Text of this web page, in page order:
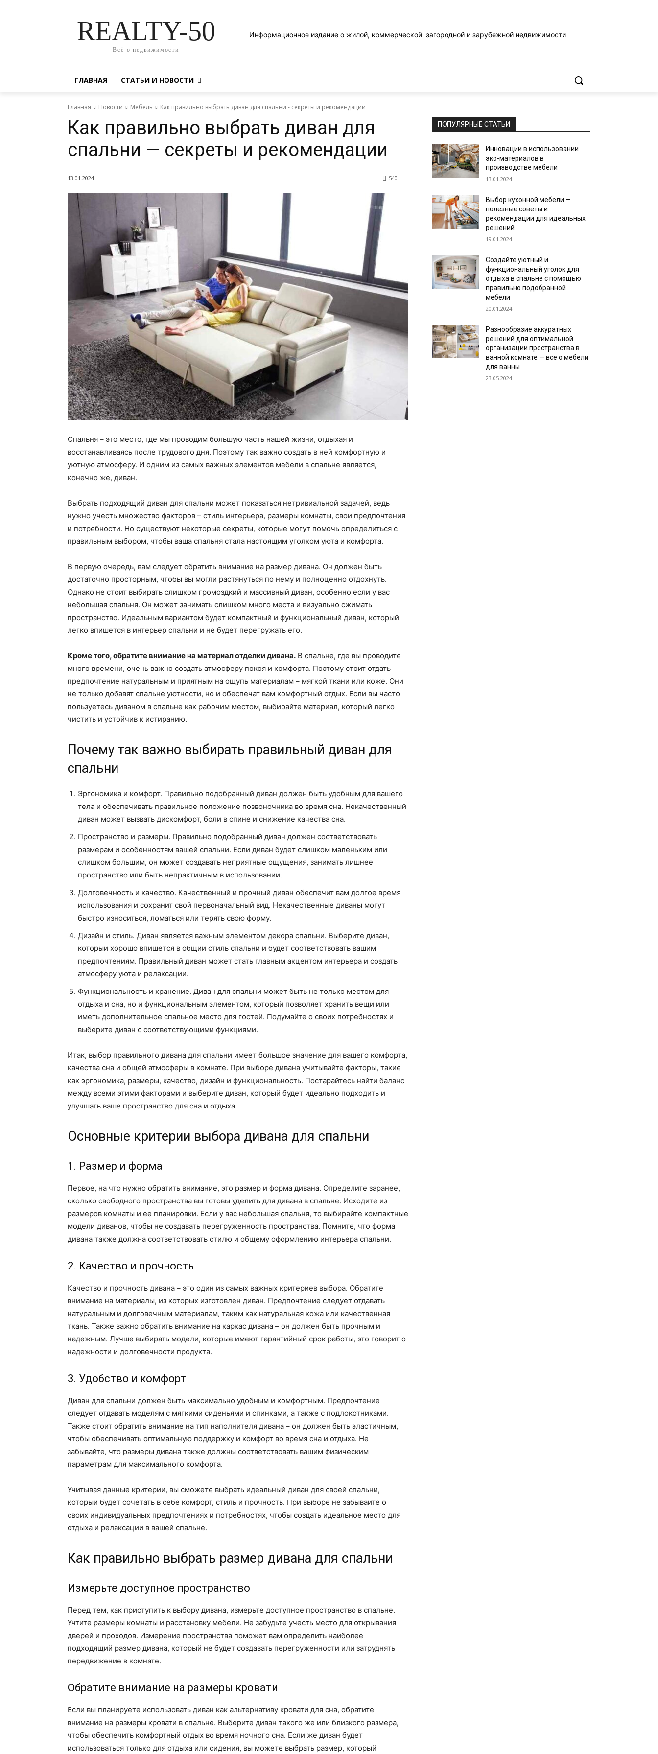
REALTY-50
Всё о недвижимости
Информационное издание о жилой, коммерческой, загородной и зарубежной недвижимости
ГЛАВНАЯ СТАТЬИ И НОВОСТИ
Главная Новости Мебель Как правильно выбрать диван для спальни - секреты и рекомендации
Как правильно выбрать диван для
спальни — секреты и рекомендации
13.01.2024 540
Спальня – это место, где мы проводим большую часть нашей жизни, отдыхая и
восстанавливаясь после трудового дня. Поэтому так важно создать в ней комфортную и
уютную атмосферу. И одним из самых важных элементов мебели в спальне является,
конечно же, диван.
Выбрать подходящий диван для спальни может показаться нетривиальной задачей, ведь
нужно учесть множество факторов – стиль интерьера, размеры комнаты, свои предпочтения
и потребности. Но существуют некоторые секреты, которые могут помочь определиться с
правильным выбором, чтобы ваша спальня стала настоящим уголком уюта и комфорта.
В первую очередь, вам следует обратить внимание на размер дивана. Он должен быть
достаточно просторным, чтобы вы могли растянуться по нему и полноценно отдохнуть.
Однако не стоит выбирать слишком громоздкий и массивный диван, особенно если у вас
небольшая спальня. Он может занимать слишком много места и визуально сжимать
пространство. Идеальным вариантом будет компактный и функциональный диван, который
легко впишется в интерьер спальни и не будет перегружать его.
Кроме того, обратите внимание на материал отделки дивана. В спальне, где вы проводите
много времени, очень важно создать атмосферу покоя и комфорта. Поэтому стоит отдать
предпочтение натуральным и приятным на ощупь материалам – мягкой ткани или коже. Они
не только добавят спальне уютности, но и обеспечат вам комфортный отдых. Если вы часто
пользуетесь диваном в спальне как рабочим местом, выбирайте материал, который легко
чистить и устойчив к истиранию.
Почему так важно выбирать правильный диван для
спальни
Эргономика и комфорт. Правильно подобранный диван должен быть удобным для вашего
тела и обеспечивать правильное положение позвоночника во время сна. Некачественный
диван может вызвать дискомфорт, боли в спине и снижение качества сна.
Пространство и размеры. Правильно подобранный диван должен соответствовать
размерам и особенностям вашей спальни. Если диван будет слишком маленьким или
слишком большим, он может создавать неприятные ощущения, занимать лишнее
пространство или быть непрактичным в использовании.
Долговечность и качество. Качественный и прочный диван обеспечит вам долгое время
использования и сохранит свой первоначальный вид. Некачественные диваны могут
быстро износиться, ломаться или терять свою форму.
Дизайн и стиль. Диван является важным элементом декора спальни. Выберите диван,
который хорошо впишется в общий стиль спальни и будет соответствовать вашим
предпочтениям. Правильный диван может стать главным акцентом интерьера и создать
атмосферу уюта и релаксации.
Функциональность и хранение. Диван для спальни может быть не только местом для
отдыха и сна, но и функциональным элементом, который позволяет хранить вещи или
иметь дополнительное спальное место для гостей. Подумайте о своих потребностях и
выберите диван с соответствующими функциями.
Итак, выбор правильного дивана для спальни имеет большое значение для вашего комфорта,
качества сна и общей атмосферы в комнате. При выборе дивана учитывайте факторы, такие
как эргономика, размеры, качество, дизайн и функциональность. Постарайтесь найти баланс
между всеми этими факторами и выберите диван, который будет идеально подходить и
улучшать ваше пространство для сна и отдыха.
Основные критерии выбора дивана для спальни
1. Размер и форма
Первое, на что нужно обратить внимание, это размер и форма дивана. Определите заранее,
сколько свободного пространства вы готовы уделить для дивана в спальне. Исходите из
размеров комнаты и ее планировки. Если у вас небольшая спальня, то выбирайте компактные
модели диванов, чтобы не создавать перегруженность пространства. Помните, что форма
дивана также должна соответствовать стилю и общему оформлению интерьера спальни.
2. Качество и прочность
Качество и прочность дивана – это один из самых важных критериев выбора. Обратите
внимание на материалы, из которых изготовлен диван. Предпочтение следует отдавать
натуральным и долговечным материалам, таким как натуральная кожа или качественная
ткань. Также важно обратить внимание на каркас дивана – он должен быть прочным и
надежным. Лучше выбирать модели, которые имеют гарантийный срок работы, это говорит о
надежности и долговечности продукта.
3. Удобство и комфорт
Диван для спальни должен быть максимально удобным и комфортным. Предпочтение
следует отдавать моделям с мягкими сиденьями и спинками, а также с подлокотниками.
Также стоит обратить внимание на тип наполнителя дивана – он должен быть эластичным,
чтобы обеспечивать оптимальную поддержку и комфорт во время сна и отдыха. Не
забывайте, что размеры дивана также должны соответствовать вашим физическим
параметрам для максимального комфорта.
Учитывая данные критерии, вы сможете выбрать идеальный диван для своей спальни,
который будет сочетать в себе комфорт, стиль и прочность. При выборе не забывайте о
своих индивидуальных предпочтениях и потребностях, чтобы создать идеальное место для
отдыха и релаксации в вашей спальне.
Как правильно выбрать размер дивана для спальни
Измерьте доступное пространство
Перед тем, как приступить к выбору дивана, измерьте доступное пространство в спальне.
Учтите размеры комнаты и расстановку мебели. Не забудьте учесть место для открывания
дверей и проходов. Измерение пространства поможет вам определить наиболее
подходящий размер дивана, который не будет создавать перегруженности или затруднять
передвижение в комнате.
Обратите внимание на размеры кровати
Если вы планируете использовать диван как альтернативу кровати для сна, обратите
внимание на размеры кровати в спальне. Выберите диван такого же или близкого размера,
чтобы обеспечить комфортный отдых во время ночного сна. Если же диван будет
использоваться только для отдыха или сидения, вы можете выбрать размер, который
ПОПУЛЯРНЫЕ СТАТЬИ
Инновации в использовании
эко-материалов в
производстве мебели
13.01.2024
Выбор кухонной мебели —
полезные советы и
рекомендации для идеальных
решений
19.01.2024
Создайте уютный и
функциональный уголок для
отдыха в спальне с помощью
правильно подобранной
мебели
20.01.2024
Разнообразие аккуратных
решений для оптимальной
организации пространства в
ванной комнате — все о мебели
для ванны
23.05.2024